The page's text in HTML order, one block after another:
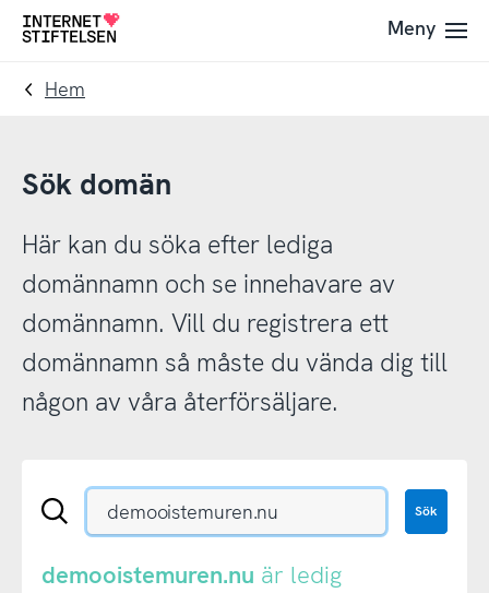
Till
navigering
Till
innehåll
Till
Meny
Hem
Sök domän
Här kan du söka efter lediga
domännamn och se innehavare av
domännamn. Vill du registrera ett
domännamn så måste du vända dig till
någon av våra återförsäljare.
Sök
eller
Sök
demooistemuren.nu är ledig